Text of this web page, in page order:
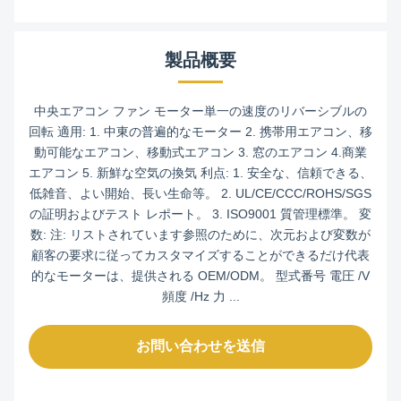
製品概要
中央エアコン ファン モーター単一の速度のリバーシブルの
回転 適用: 1. 中東の普遍的なモーター 2. 携帯用エアコン、移
動可能なエアコン、移動式エアコン 3. 窓のエアコン 4.商業
エアコン 5. 新鮮な空気の換気 利点: 1. 安全な、信頼できる、
低雑音、よい開始、長い生命等。 2. UL/CE/CCC/ROHS/SGS
の証明およびテスト レポート。 3. ISO9001 質管理標準。 変
数: 注: リストされています参照のために、次元および変数が
顧客の要求に従ってカスタマイズすることができるだけ代表
的なモーターは、提供される OEM/ODM。 型式番号 電圧 /V
頻度 /Hz 力 ...
お問い合わせを送信